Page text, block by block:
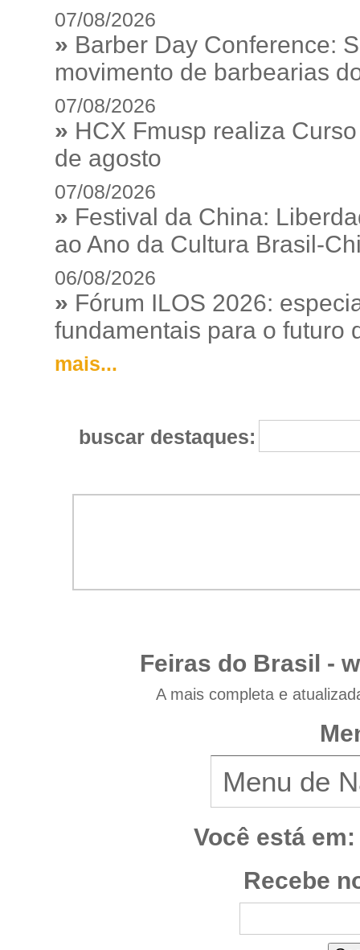
07/08/2026
» Barber Day Conference:
movimento de barbearias
07/08/2026
» HCX Fmusp realiza
de agosto
07/08/2026
» Festival da China:
ao Ano da Cultura Brasil-
06/08/2026
» Fórum ILOS 2026:
fundamentais para o futuro
mais...
buscar destaques:
Feiras do Brasil -
A mais completa e
Você está em:
Recebe